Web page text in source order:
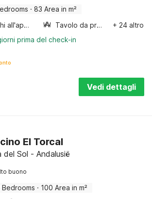
· 83 Area in m²
Giochi all'aperto Tavolo da pranzo
+ 24 altro
prima del check-in
Vedi dettagli
El Torcal
del Sol - Andalusië
buono
Bedrooms · 100 Area in m²